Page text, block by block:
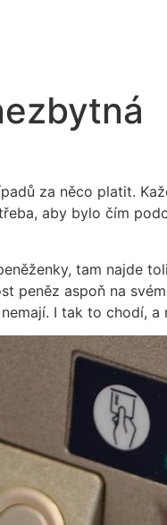
za něco platit.
aby bylo čím
tam najde
peněz aspoň na
I tak to chodí,